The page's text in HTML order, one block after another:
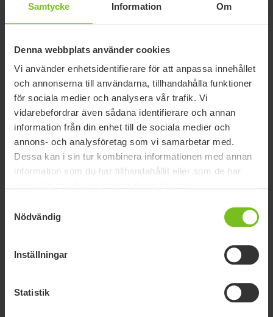
Samtycke Information Om
Denna webbplats använder cookies
Vi använder enhetsidentifierare för att anpassa innehållet
och annonserna till användarna, tillhandahålla funktioner
för sociala medier och analysera vår trafik. Vi
vidarebefordrar även sådana identifierare och annan
information från din enhet till de sociala medier och
annons- och analysföretag som vi samarbetar med.
Dessa kan i sin tur kombinera informationen med annan
information som du har tillhandahållit eller som de har
Nödvändig
Inställningar
Statistik
Stolt sponsor
Stockholm Framefotboll på deras resa. Framefotboll är så
mycket mer än en sport – det är en möjlighet att få vara aktiv,
känna delaktighet och få uppleva glädjen inom fotbollen.
Ett stort grattis till Stockholm Framefotboll för en fantastiska
insats under turneringen!
Gör som vi och stötta klubben du också! Besök
klubbenshemsidaför mer info och följ de på
FacebookochInstagram.